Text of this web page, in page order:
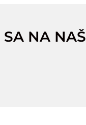
SA NA